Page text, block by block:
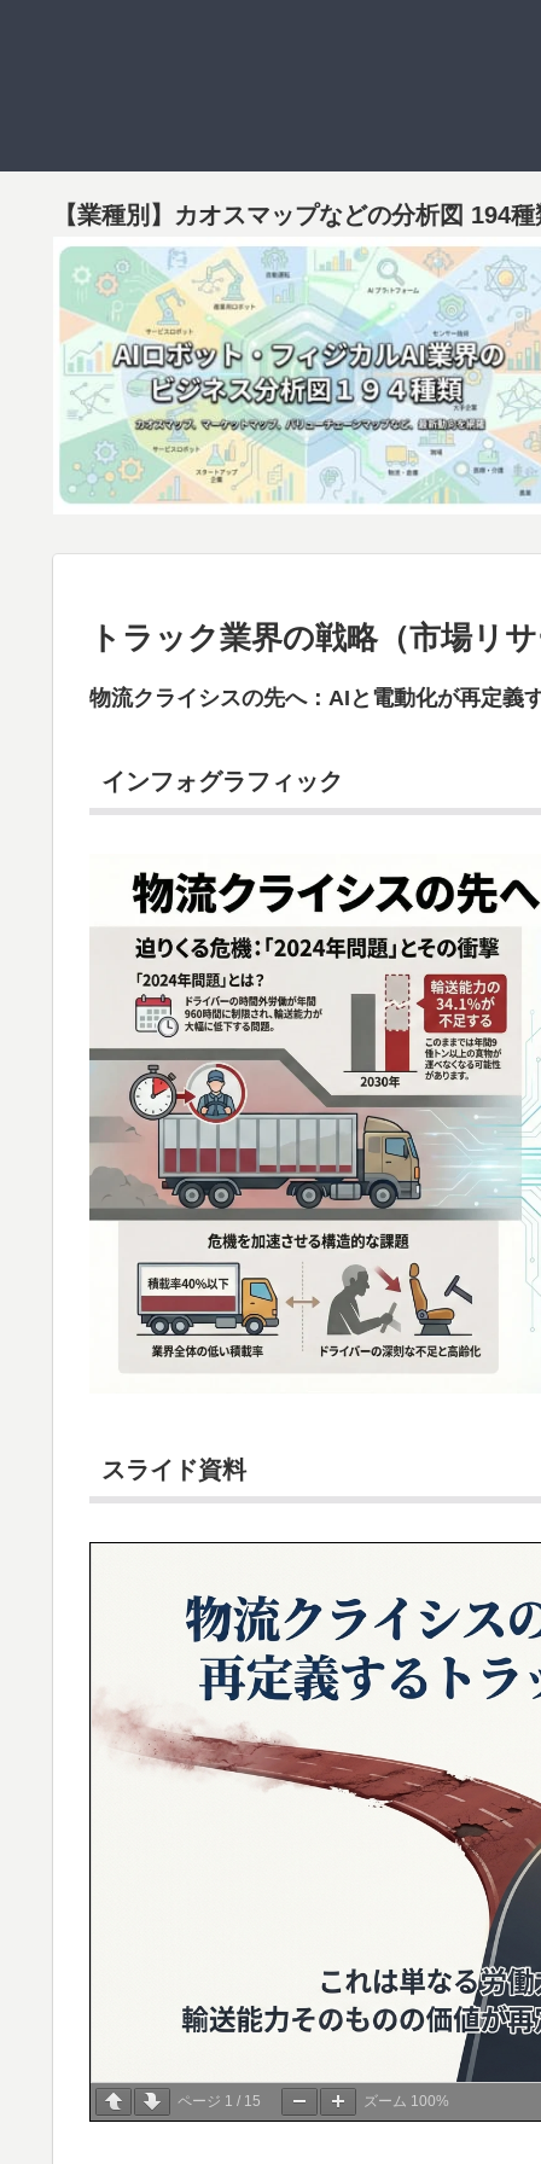
【業種別】カオスマップなどの分析図 194
トラック業界の戦略（市場リ
物流クライシスの先へ：AIと電動化が再定義
インフォグラフィック
スライド資料
ページ 1 / 15 ズーム 100%